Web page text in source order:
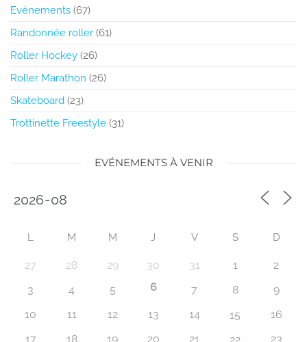
Evénements (67)
Randonnée roller (61)
Roller Hockey (26)
Roller Marathon (26)
Skateboard (23)
Trottinette Freestyle (31)
EVÉNEMENTS À VENIR
L M M J V S D
27 28 29 30 31 1
2
3
4 5 6 7 8
9
10
11 12 13 14 15
16
17
18 19 20 21
23